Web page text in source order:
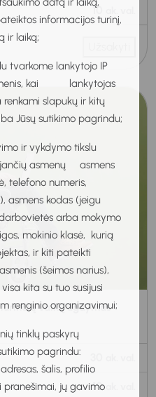
informacijos turinį,
ir laiką;
tvarkome lankytojo IP
kai lankytojas
renkami slapukų ir kitų
Jūsų sutikimo pagrindu;
ir vykdymo tikslu
asmenų asmens
telefono numeris,
asmens kodas (jeigu
arba mokymo
mokinio klasė, kurią
ir kiti pateikti
(šeimos narius),
kita su tuo susijusi
renginio organizavimui;
tinklų paskyrų
pagrindu:
šalis, profilio
pranešimai, jų gavimo
10
vaikų ugdymas
10